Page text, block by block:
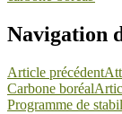
Navigation
Article précédent
Carbone boréal
Programme de